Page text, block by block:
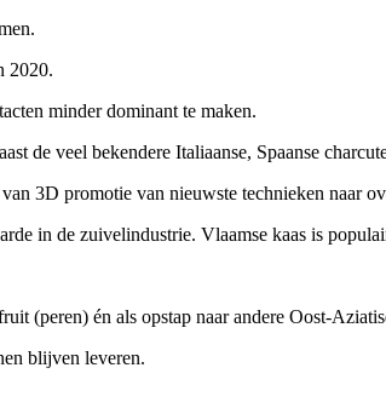
2020.
minder dominant te maken.
de veel bekendere Italiaanse, Spaanse
3D promotie van nieuwste technieken naar
in de zuivelindustrie. Vlaamse kaas is
(peren) én als opstap naar andere Oost-
blijven leveren.